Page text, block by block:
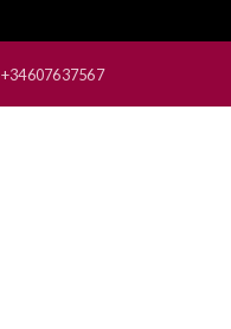
+34607637567